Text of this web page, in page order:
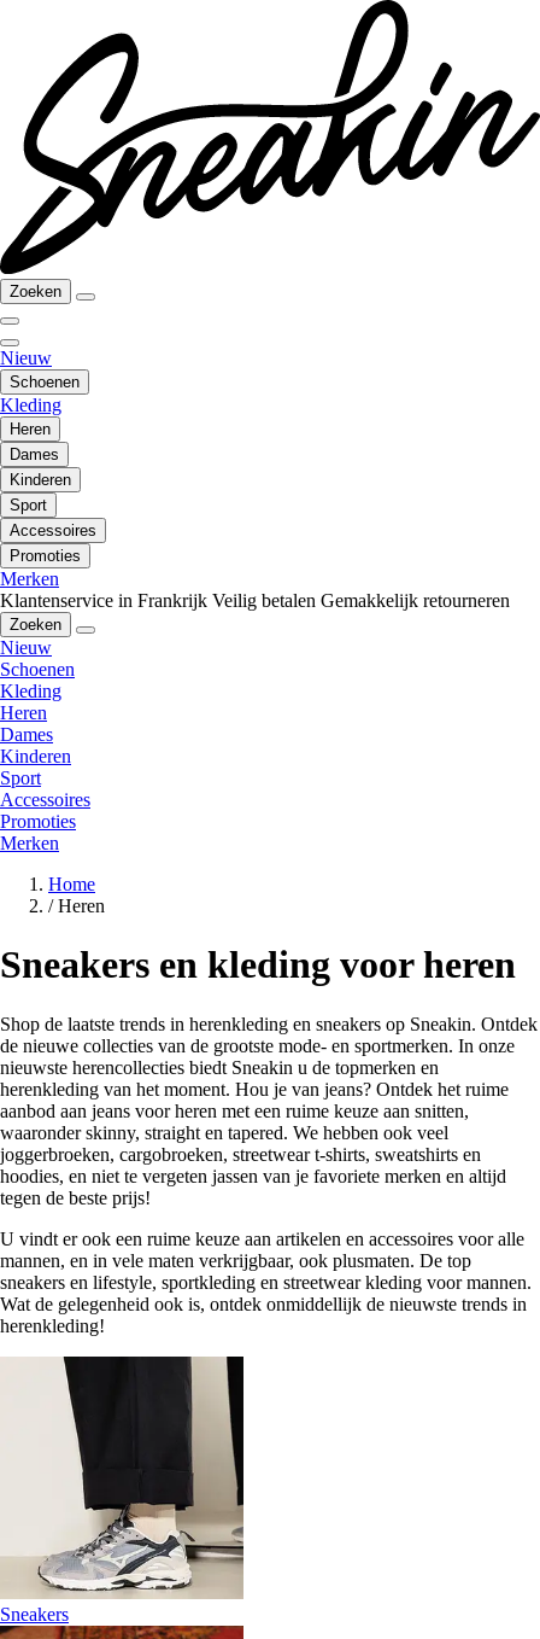
Zoeken
Nieuw
Schoenen
Kleding
Heren
Dames
Kinderen
Sport
Accessoires
Promoties
Merken
Klantenservice in Frankrijk Veilig betalen Gemakkelijk retourneren
Zoeken
Nieuw
Schoenen
Kleding
Heren
Dames
Kinderen
Sport
Accessoires
Promoties
Merken
Home
/ Heren
Sneakers en kleding voor heren
Shop de laatste trends in herenkleding en sneakers op Sneakin. Ontdek
de nieuwe collecties van de grootste mode- en sportmerken. In onze
nieuwste herencollecties biedt Sneakin u de topmerken en
herenkleding van het moment. Hou je van jeans? Ontdek het ruime
aanbod aan jeans voor heren met een ruime keuze aan snitten,
waaronder skinny, straight en tapered. We hebben ook veel
joggerbroeken, cargobroeken, streetwear t-shirts, sweatshirts en
hoodies, en niet te vergeten jassen van je favoriete merken en altijd
tegen de beste prijs!
U vindt er ook een ruime keuze aan artikelen en accessoires voor alle
mannen, en in vele maten verkrijgbaar, ook plusmaten. De top
sneakers en lifestyle, sportkleding en streetwear kleding voor mannen.
Wat de gelegenheid ook is, ontdek onmiddellijk de nieuwste trends in
herenkleding!
Sneakers